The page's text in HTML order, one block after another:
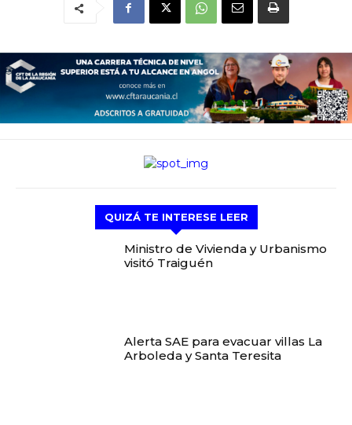
QUIZÁ TE INTERESE LEER
Ministro de Vivienda y Urbanismo
visitó Traiguén
Alerta SAE para evacuar villas La
Arboleda y Santa Teresita